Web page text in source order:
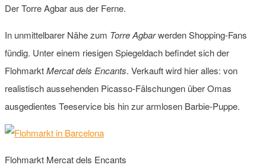
Der Torre Agbar aus der Ferne.
In unmittelbarer Nähe zum Torre Agbarwerden Shopping-Fans
fündig. Unter einem riesigen Spiegeldach befindet sich der
FlohmarktMercat dels Encants. Verkauft wird hier alles: von
realistisch aussehenden Picasso-Fälschungen über Omas
ausgedientes Teeservice bis hin zur armlosen Barbie-Puppe.
Flohmarkt Mercat dels Encants